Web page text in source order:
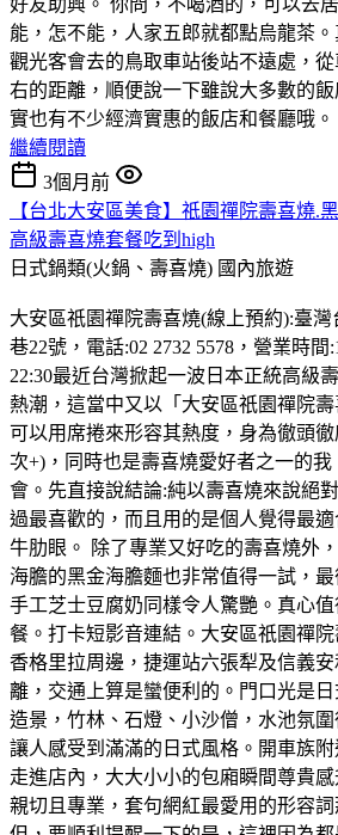
能，怎不能，人家五郎就都點烏龍茶
觀光客會去的鳥取車站後站不遠處，
右的距離，順便說一下雖說大多數的
實也有不少經濟實惠的飯店和餐廳哦。
繼續閱讀
3個月前
【台北大安區美食】祇園禪院壽喜燒.
高級壽喜燒套餐吃到high
日式鍋類(火鍋、壽喜燒) 國內旅遊
大安區祇園禪院壽喜燒(線上預約):臺灣
巷22號，電話:02 2732 5578，營業時間
22:30最近台灣掀起一波日本正統高級
熱潮，這當中又以「大安區祇園禪院
可以用席捲來形容其熱度，身為徹頭
次+)，同時也是壽喜燒愛好者之一的
會。先直接說結論:純以壽喜燒來說絕
過最喜歡的，而且用的是個人覺得最
牛肋眼。 除了專業又好吃的壽喜燒外
海膽的黑金海膽麵也非常值得一試，最
手工芝士豆腐奶同樣令人驚艷。真心
餐。打卡短影音連結。大安區祇園禪
香格里拉周邊，捷運站六張犁及信義
離，交通上算是蠻便利的。門口光是
造景，竹林、石燈、小沙僧，水池氛
讓人感受到滿滿的日式風格。開車族
走進店內，大大小小的包廂瞬間尊貴
親切且專業，套句網紅最愛用的形容